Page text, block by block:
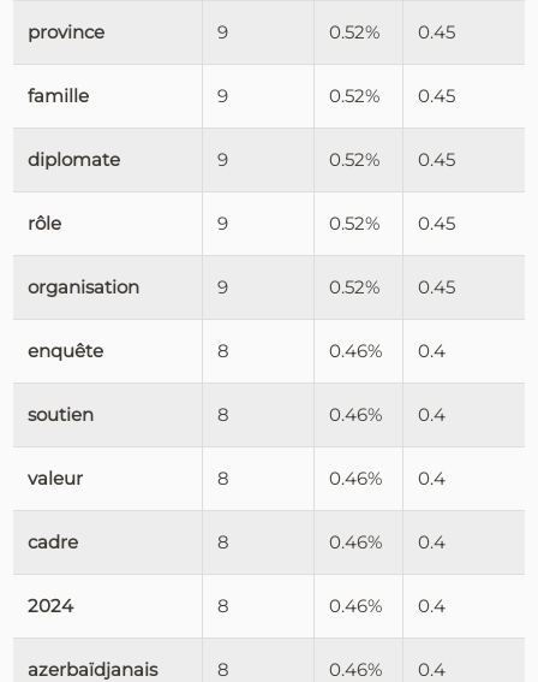
province 9 0.52% 0.45
famille 9 0.52% 0.45
diplomate 9 0.52% 0.45
rôle 9 0.52% 0.45
organisation 9 0.52% 0.45
enquête 8 0.46% 0.4
soutien 8 0.46% 0.4
valeur 8 0.46% 0.4
cadre 8 0.46% 0.4
2024 8 0.46% 0.4
azerbaïdjanais 8 0.46% 0.4